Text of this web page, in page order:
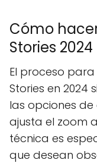
Cómo
Stories 2024
El proceso
Stories en 2024
las opciones
ajusta el zoom
técnica es
que desean